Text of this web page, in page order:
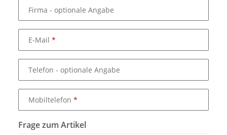
Firma - optionale Angabe
E-Mail
Telefon - optionale Angabe
Mobiltelefon
Frage zum Artikel